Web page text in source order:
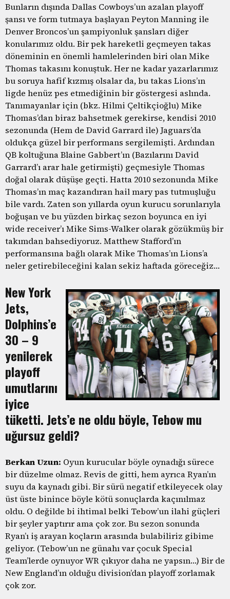
Bunların dışında Dallas Cowboys’un azalan playoff
şansı ve form tutmaya başlayan Peyton Manning ile
Denver Broncos’un şampiyonluk şansları diğer
konularımız oldu. Bir pek hareketli geçmeyen takas
döneminin en önemli hamlelerinden biri olan Mike
Thomas takasını konuştuk. Her ne kadar yazarlarımız
bu soruya hafif kızmış olsalar da, bu takas Lions’ın
ligde henüz pes etmediğinin bir göstergesi aslında.
Tanımayanlar için (bkz. Hilmi Çeltikçioğlu) Mike
Thomas’dan biraz bahsetmek gerekirse, kendisi 2010
sezonunda (Hem de David Garrard ile) Jaguars’da
oldukça güzel bir performans sergilemişti. Ardından
QB koltuğuna Blaine Gabbert’ın (Bazılarını David
Garrard’ı arar hale getirmişti) geçmesiyle Thomas
doğal olarak düşüşe geçti. Hatta 2010 sezonunda Mike
Thomas’ın maç kazandıran hail mary pas tutmuşluğu
bile vardı. Zaten son yıllarda oyun kurucu sorunlarıyla
boğuşan ve bu yüzden birkaç sezon boyunca en iyi
wide receiver’ı Mike Sims-Walker olarak gözükmüş bir
takımdan bahsediyoruz. Matthew Stafford’ın
performansına bağlı olarak Mike Thomas’ın Lions’a
neler getirebileceğini kalan sekiz haftada göreceğiz…
New York
Jets,
Dolphins’e
30 – 9
yenilerek
playoff
umutlarını
iyice
tüketti. Jets’e ne oldu böyle, Tebow mu
uğursuz geldi?
Berkan Uzun: Oyun kurucular böyle oynadığı sürece
bir düzelme olmaz. Revis de gitti, hem ayrıca Ryan’ın
suyu da kaynadı gibi. Bir sürü negatif etkileyecek olay
üst üste binince böyle kötü sonuçlarda kaçınılmaz
oldu. O değilde bi ihtimal belki Tebow’un ilahi güçleri
bir şeyler yaptırır ama çok zor. Bu sezon sonunda
Ryan’ı iş arayan koçların arasında bulabiliriz gibime
geliyor. (Tebow’un ne günahı var çocuk Special
Team’lerde oynuyor WR çıkıyor daha ne yapsın…) Bir de
New England’ın olduğu division’dan playoff zorlamak
çok zor.